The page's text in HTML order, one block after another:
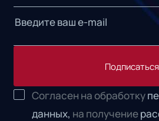
Подписаться
Согласен на обработку
данных, на получение